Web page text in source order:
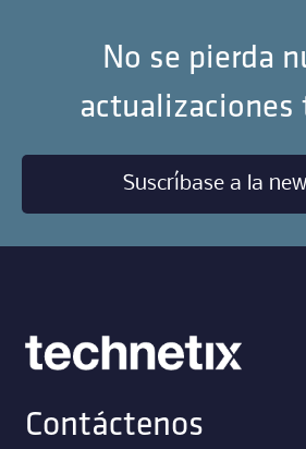
No se pierda
actualizaciones
Suscríbase a la
Contáctenos